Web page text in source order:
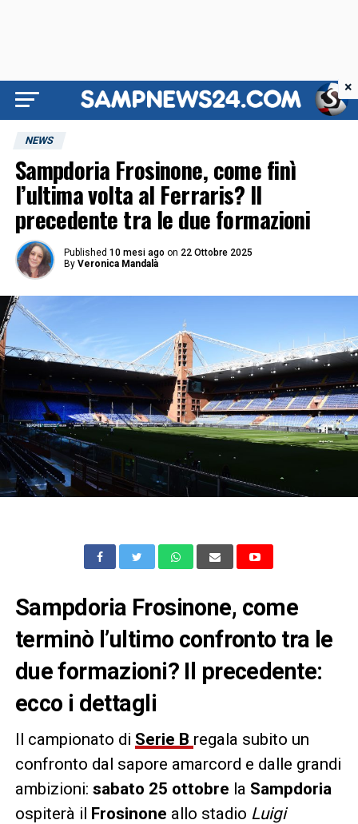
NEWS
Sampdoria Frosinone, come finì
l’ultima volta al Ferraris? Il
precedente tra le due formazioni
Published 10 mesi ago on 22 Ottobre 2025
By Veronica Mandalà
Sampdoria Frosinone, come
terminò l’ultimo confronto tra le
due formazioni? Il precedente:
ecco i dettagli
Il campionato di Serie B regala subito un
confronto dal sapore amarcord e dalle grandi
ambizioni: sabato 25 ottobre la Sampdoria
ospiterà il Frosinone allo stadio Luigi
×